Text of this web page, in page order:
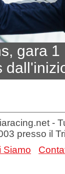
gara 1
-
presso il
Siamo